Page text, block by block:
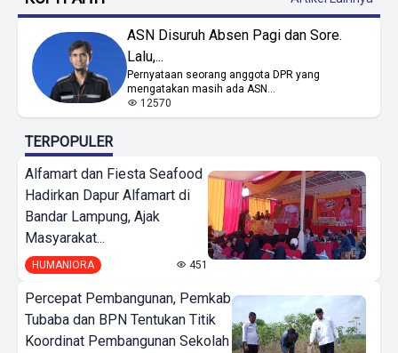
ASN Disuruh Absen Pagi dan Sore.
Lalu,...
Pernyataan seorang anggota DPR yang
mengatakan masih ada ASN...
12570
TERPOPULER
Alfamart dan Fiesta Seafood
Hadirkan Dapur Alfamart di
Bandar Lampung, Ajak
Masyarakat...
HUMANIORA 451
Percepat Pembangunan, Pemkab
Tubaba dan BPN Tentukan Titik
Koordinat Pembangunan Sekolah